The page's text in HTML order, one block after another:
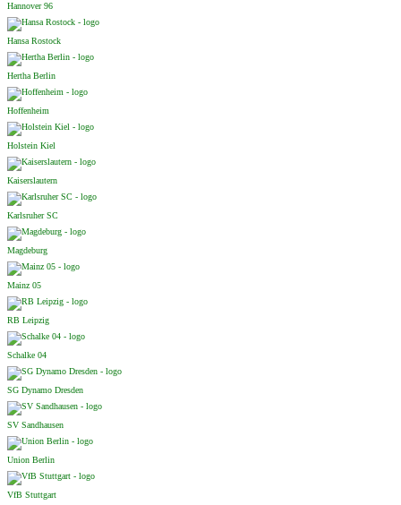
Hannover 96
Hansa Rostock
Hertha Berlin
Hoffenheim
Holstein Kiel
Kaiserslautern
Karlsruher SC
Magdeburg
Mainz 05
RB Leipzig
Schalke 04
SG Dynamo Dresden
SV Sandhausen
Union Berlin
VfB Stuttgart